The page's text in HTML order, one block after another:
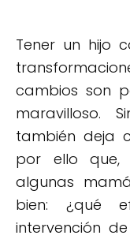
Tener un hijo
cambios son
maravilloso.
también deja
por ello que,
algunas
bien: ¿qué
intervención